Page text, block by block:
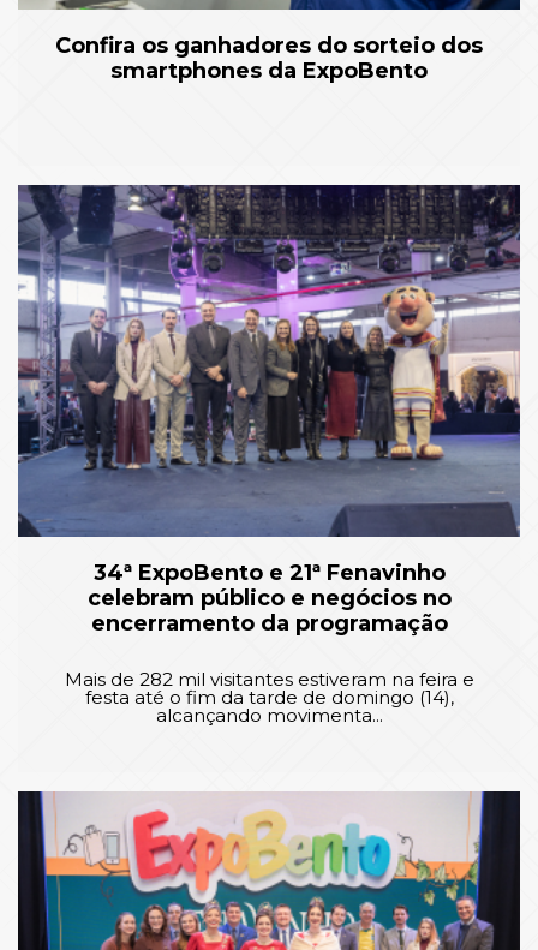
Confira os ganhadores do sorteio dos
smartphones da ExpoBento
34ª ExpoBento e 21ª Fenavinho
celebram público e negócios no
encerramento da programação
Mais de 282 mil visitantes estiveram na feira e
festa até o fim da tarde de domingo (14),
alcançando movimenta...